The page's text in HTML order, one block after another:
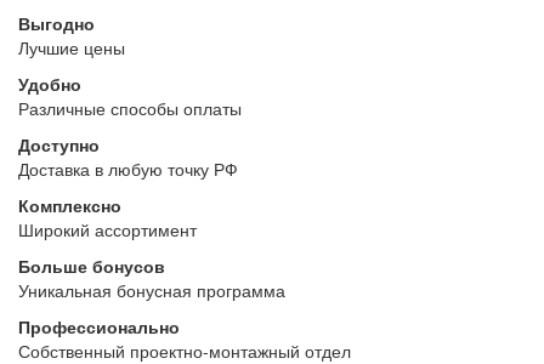
Выгодно
Лучшие цены
Удобно
Различные способы оплаты
Доступно
Доставка в любую точку РФ
Комплексно
Широкий ассортимент
Больше бонусов
Уникальная бонусная программа
Профессионально
Собственный проектно-монтажный отдел